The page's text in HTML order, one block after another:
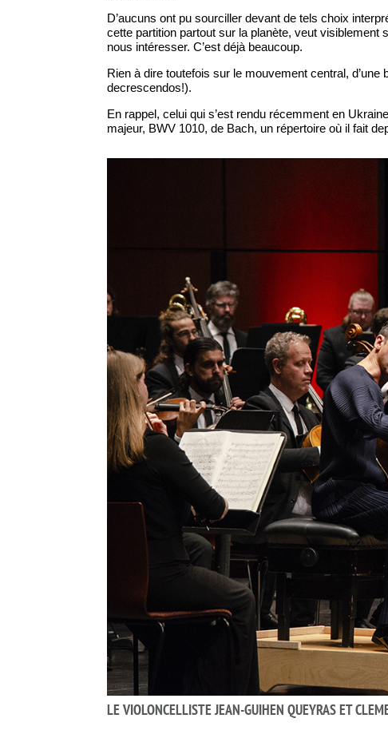
D’aucuns ont pu sourciller devant de tels choix
cette partition partout sur la planète, veut visiblement
nous intéresser. C’est déjà beaucoup.
Rien à dire toutefois sur le mouvement central,
decrescendos!).
En rappel, celui qui s’est rendu récemment en
majeur, BWV 1010, de Bach, un répertoire où il fait
LE VIOLONCELLISTE JEAN-GUIHEN QUEYRAS ET